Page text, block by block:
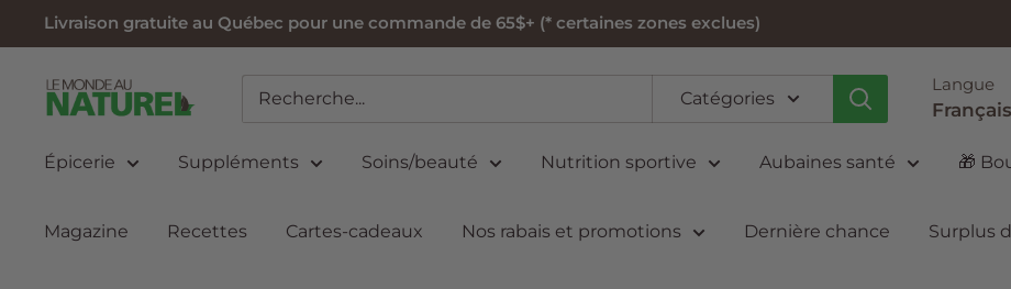
Passer
au
contenu
Livraison gratuite au Québec pour une commande de 65$+ (* certaines zones exclues)
Le
au
Catégories
Langue
Français
Épicerie Suppléments Soins/beauté Nutrition sportive Aubaines santé 🎁
Magazine Recettes Cartes-cadeaux Nos rabais et promotions Dernière chance Surplus